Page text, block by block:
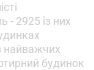
- 2925 із них
найважчих
будинок